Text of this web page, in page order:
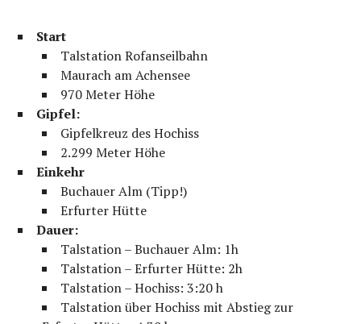
Start
Talstation Rofanseilbahn
Maurach am Achensee
970 Meter Höhe
Gipfel:
Gipfelkreuz des Hochiss
2.299 Meter Höhe
Einkehr
Buchauer Alm (Tipp!)
Erfurter Hütte
Dauer:
Talstation – Buchauer Alm: 1h
Talstation – Erfurter Hütte: 2h
Talstation – Hochiss: 3:20 h
Talstation über Hochiss mit Abstieg zur